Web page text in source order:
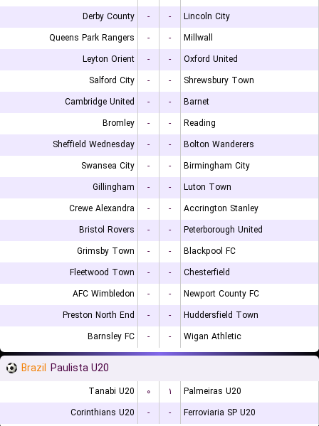
Derby County
- -
Lincoln City
Queens Park Rangers
- -
Millwall
Leyton Orient
- -
Oxford United
Salford City
- -
Shrewsbury Town
Cambridge United
- -
Barnet
Bromley
- -
Reading
Sheffield Wednesday
- -
Bolton Wanderers
Swansea City
- -
Birmingham City
Gillingham
- -
Luton Town
Crewe Alexandra
- -
Accrington Stanley
Bristol Rovers
- -
Peterborough United
Grimsby Town
- -
Blackpool FC
Fleetwood Town
- -
Chesterfield
AFC Wimbledon
- -
Newport County FC
Preston North End
- -
Huddersfield Town
Barnsley FC
- - Wigan Athletic
Brazil Paulista U20
Tanabi U20 ۰ ۱
Palmeiras U20
Corinthians U20
- - Ferroviaria SP U20